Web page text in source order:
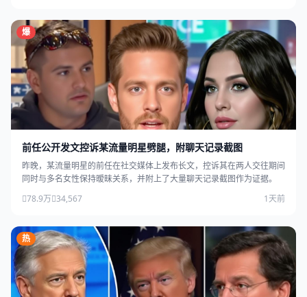
爆
前任公开发文控诉某流量明星劈腿，附聊天记录截图
昨晚，某流量明星的前任在社交媒体上发布长文，控诉其在两人交往期间
同时与多名女性保持暧昧关系，并附上了大量聊天记录截图作为证据。
78.9万 34,567 1天前
热